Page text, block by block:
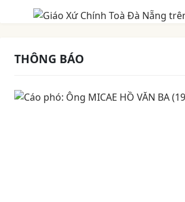
THÔNG BÁO